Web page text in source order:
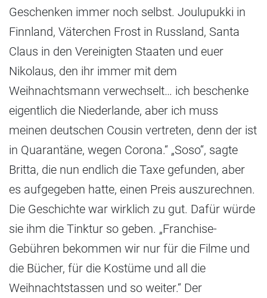
Geschenken immer noch selbst. Joulupukki in
Finnland, Väterchen Frost in Russland, Santa
Claus in den Vereinigten Staaten und euer
Nikolaus, den ihr immer mit dem
Weihnachtsmann verwechselt… ich beschenke
eigentlich die Niederlande, aber ich muss
meinen deutschen Cousin vertreten, denn der ist
in Quarantäne, wegen Corona.“ „Soso“, sagte
Britta, die nun endlich die Taxe gefunden, aber
es aufgegeben hatte, einen Preis auszurechnen.
Die Geschichte war wirklich zu gut. Dafür würde
sie ihm die Tinktur so geben. „Franchise-
Gebühren bekommen wir nur für die Filme und
die Bücher, für die Kostüme und all die
Weihnachtstassen und so weiter.“ Der